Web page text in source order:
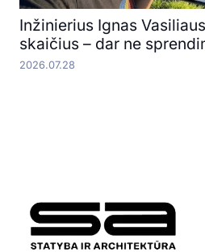
Inžinierius Ignas
skaičius – dar ne
2026.07.28